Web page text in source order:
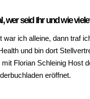
wer seid Ihr und wie
war ich alleine, dann traf
und bin dort
Florian Schleinig Host
eröffnet.